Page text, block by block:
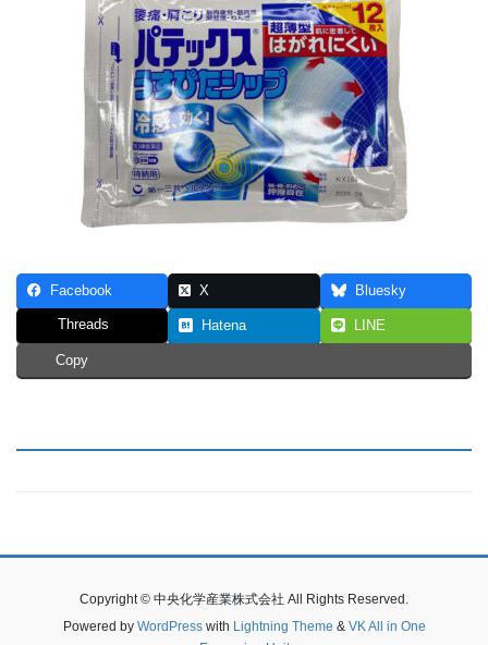
Facebook X Bluesky
Threads Hatena LINE
Copy
Copyright © 中央化学産業株式会社 All Rights Reserved.
Powered by WordPresswith Lightning Theme & VK All in One